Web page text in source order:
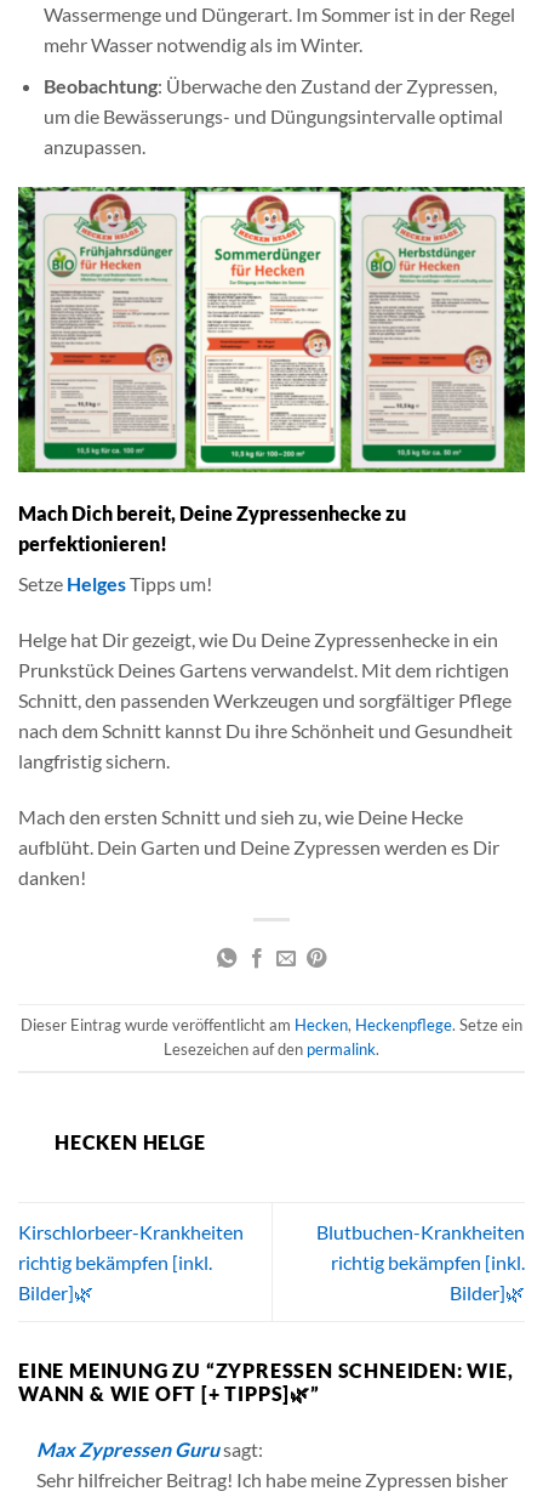
Wassermenge und Düngerart. Im Sommer ist in der Regel
mehr Wasser notwendig als im Winter.
Beobachtung: Überwache den Zustand der Zypressen,
um die Bewässerungs- und Düngungsintervalle optimal
anzupassen.
Mach Dich bereit, Deine Zypressenhecke zu
perfektionieren!
Setze HelgesTipps um!
Helge hat Dir gezeigt, wie Du Deine Zypressenhecke in ein
Prunkstück Deines Gartens verwandelst. Mit dem richtigen
Schnitt, den passenden Werkzeugen und sorgfältiger Pflege
nach dem Schnitt kannst Du ihre Schönheit und Gesundheit
langfristig sichern.
Mach den ersten Schnitt und sieh zu, wie Deine Hecke
aufblüht. Dein Garten und Deine Zypressen werden es Dir
danken!
Dieser Eintrag wurde veröffentlicht am Hecken, Heckenpflege. Setze ein
Lesezeichen auf den permalink.
HECKEN HELGE
Kirschlorbeer-Krankheiten
richtig bekämpfen [inkl.
Bilder]🌿
Blutbuchen-Krankheiten
richtig bekämpfen [inkl.
Bilder]🌿
EINE MEINUNG ZU “ZYPRESSEN SCHNEIDEN: WIE,
WANN & WIE OFT [+ TIPPS]🌿”
Max Zypressen Gurusagt:
Sehr hilfreicher Beitrag! Ich habe meine Zypressen bisher